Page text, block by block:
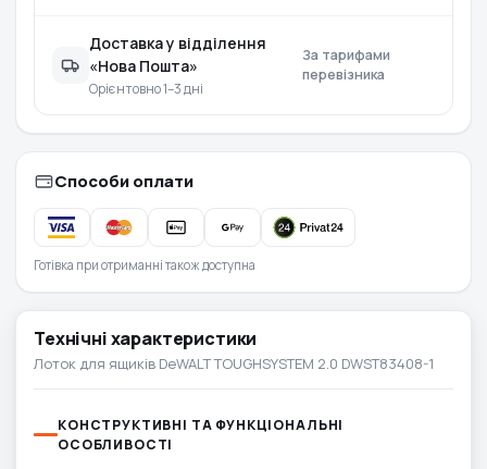
Доставка у відділення
«Нова Пошта»
Орієнтовно 1–3 дні
За тарифами
перевізника
Способи оплати
Готівка при отриманні також доступна
Технічні характеристики
Лоток для ящиків DeWALT TOUGHSYSTEM 2.0 DWST83408-1
КОНСТРУКТИВНІ ТА ФУНКЦІОНАЛЬНІ
ОСОБЛИВОСТІ